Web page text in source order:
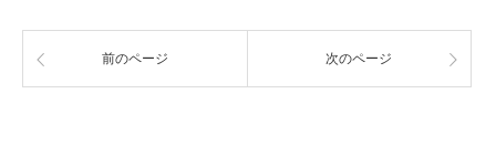
前のページ 次のページ